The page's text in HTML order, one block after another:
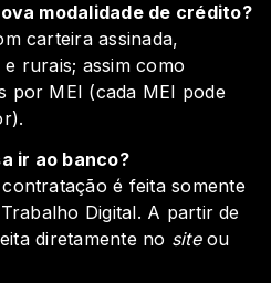
modalidade de crédito?
carteira assinada,
rurais; assim como
por MEI (cada MEI pode
ir ao banco?
é feita somente
Digital. A partir de
diretamente no siteou